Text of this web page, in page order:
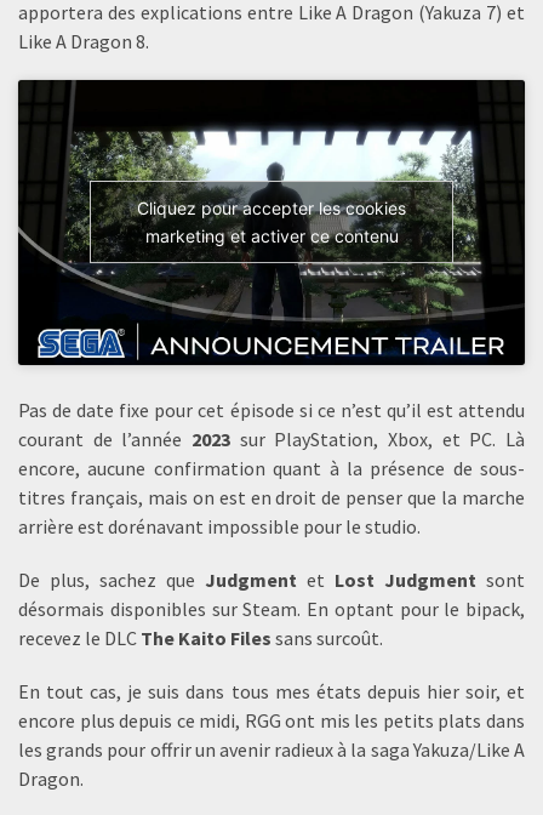
apportera des explications entre Like A Dragon (Yakuza 7) et
Like A Dragon 8.
Cliquez pour accepter les cookies
marketing et activer ce contenu
Pas de date fixe pour cet épisode si ce n’est qu’il est attendu
courant de l’année 2023 sur PlayStation, Xbox, et PC. Là
encore, aucune confirmation quant à la présence de sous-
titres français, mais on est en droit de penser que la marche
arrière est dorénavant impossible pour le studio.
De plus, sachez que Judgment et Lost Judgment sont
désormais disponibles sur Steam. En optant pour le bipack,
recevez le DLC The Kaito Files sans surcoût.
En tout cas, je suis dans tous mes états depuis hier soir, et
encore plus depuis ce midi, RGG ont mis les petits plats dans
les grands pour offrir un avenir radieux à la saga Yakuza/Like A
Dragon.